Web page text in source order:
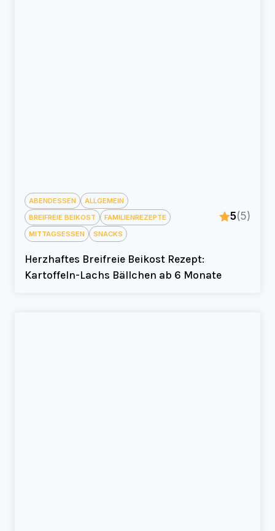
ABENDESSEN
ALLGEMEIN
BREIFREIE BEIKOST
FAMILIENREZEPTE
MITTAGSESSEN
SNACKS
5(5)
Herzhaftes Breifreie Beikost Rezept:
Kartoffeln-Lachs Bällchen ab 6 Monate